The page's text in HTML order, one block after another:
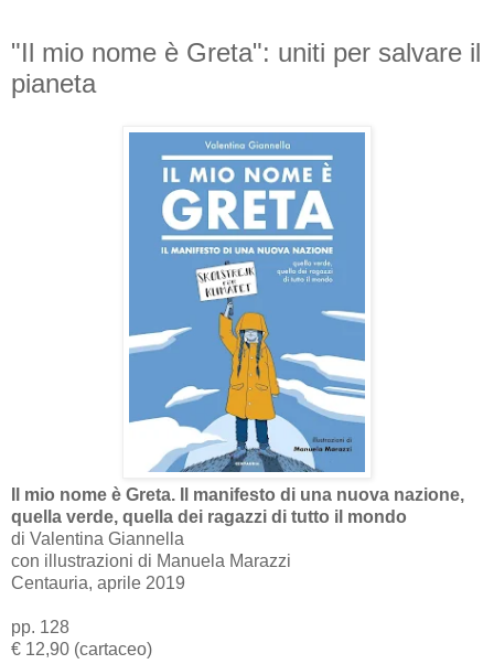
"Il mio nome è Greta": uniti per salvare il
pianeta
Il mio nome è Greta. Il manifesto di una nuova nazione,
quella verde, quella dei ragazzi di tutto il mondo
di Valentina Giannella
con illustrazioni di Manuela Marazzi
Centauria, aprile 2019
pp. 128
€ 12,90 (cartaceo)